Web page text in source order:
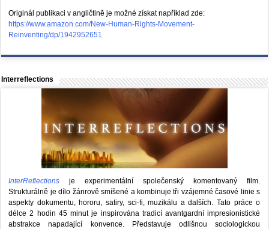
Originál publikaci v angličtině je možné získat například zde:
https://www.amazon.com/New-Human-Rights-Movement-
Reinventing/dp/1942952651
Interreflections
InterReflections je experimentální společenský komentovaný film.
Strukturálně je dílo žánrově smíšené a kombinuje tři vzájemné časové linie s
aspekty dokumentu, hororu, satiry, sci-fi, muzikálu a dalších. Tato práce o
délce 2 hodin 45 minut je inspirována tradicí avantgardní impresionistické
abstrakce napadající konvence. Představuje odlišnou sociologickou